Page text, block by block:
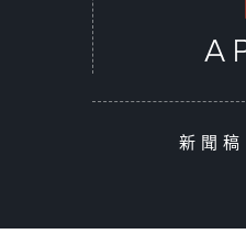
新聞稿